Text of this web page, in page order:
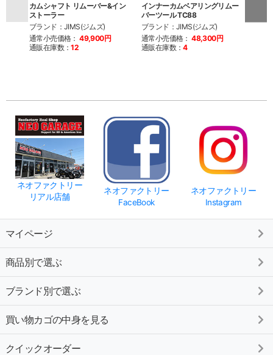
カムシャフト リムーバー&イン
ストーラー
ブランド：JIMS(ジムズ)
通常小売価格： 49,900円
通販在庫数：12
インナーカムベアリングリムー
バーツール TC88
ブランド：JIMS(ジムズ)
通常小売価格： 48,300円
通販在庫数：4
ネオファクトリー
リアル店舗
ネオファクトリー
FaceBook
ネオファクトリー
Instagram
マイページ
商品別で選ぶ
ブランド別で選ぶ
買い物カゴの中身を見る
クイックオーダー